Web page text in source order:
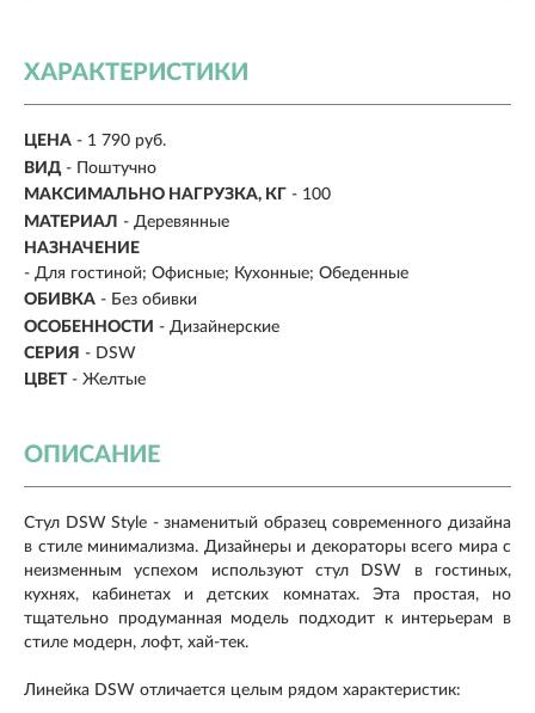
ХАРАКТЕРИСТИКИ
ЦЕНА - 1 790 руб.
ВИД - Поштучно
МАКСИМАЛЬНО НАГРУЗКА, КГ - 100
МАТЕРИАЛ - Деревянные
НАЗНАЧЕНИЕ
- Для гостиной; Офисные; Кухонные; Обеденные
ОБИВКА - Без обивки
ОСОБЕННОСТИ - Дизайнерские
СЕРИЯ - DSW
ЦВЕТ - Желтые
ОПИСАНИЕ
Стул DSW Style - знаменитый образец современного дизайна
в стиле минимализма. Дизайнеры и декораторы всего мира с
неизменным успехом используют стул DSW в гостиных,
кухнях, кабинетах и детских комнатах. Эта простая, но
тщательно продуманная модель подходит к интерьерам в
стиле модерн, лофт, хай-тек.
Линейка DSW отличается целым рядом характеристик: